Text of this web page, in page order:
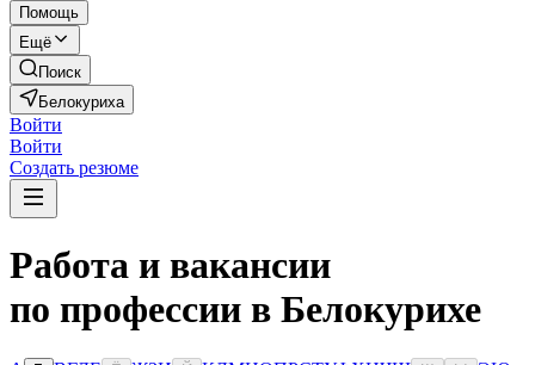
Помощь
Ещё
Поиск
Белокуриха
Войти
Войти
Создать резюме
Работа и вакансии
по профессии в Белокурихе